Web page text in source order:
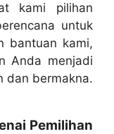
kami pilihan
untuk
bantuan kami,
Anda menjadi
dan bermakna.
Pemilihan